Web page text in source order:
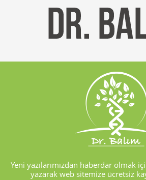
Yeni yazılarımızdan haberdar olmak
yazarak web sitemize ücretsiz